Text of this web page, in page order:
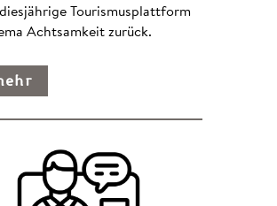
Tourismusplattform
Achtsamkeit zurück.